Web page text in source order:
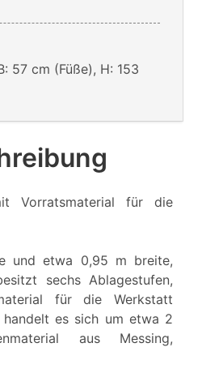
57 cm (Füße), H: 153
Vorratsmaterial für die
und etwa 0,95 m breite,
sechs Ablagestufen,
für die Werkstatt
es sich um etwa 2
aus Messing,